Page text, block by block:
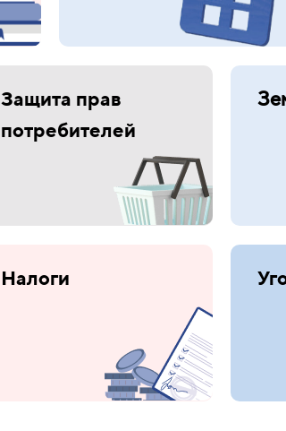
Защита прав
потребителей
Налоги